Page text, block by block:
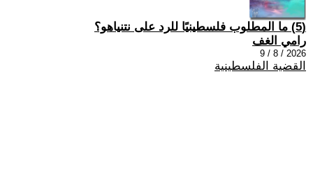
(5) ما المطلوب فلسطينيًا للرد على نتنياهو؟
رامي الغف
2026 / 8 / 9
القضية الفلسطينية